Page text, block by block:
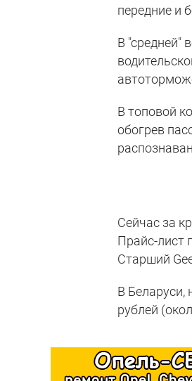
передние и
В "средней"
В топовой
обогрев
Сейчас за
Прайс-лист
Старший
В Беларуси,
рублей